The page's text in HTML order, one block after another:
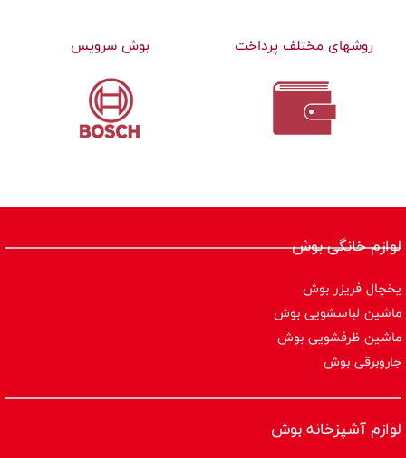
روشهای مختلف پرداخت بوش سرویس
لوازم خانگی بوش
یخچال فریزر بوش
ماشین لباسشویی بوش
ماشین ظرفشویی بوش
جاروبرقی بوش
لوازم آشپزخانه بوش